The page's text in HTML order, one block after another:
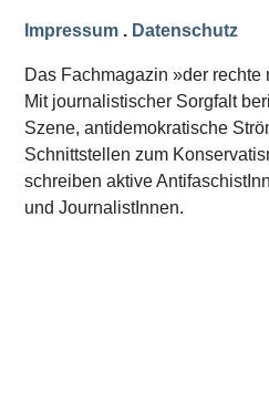
Ausgaben Übersicht
Ausgabe 221
Ausgabe 220
Ausgabe 219
Ausgabe 217
Ausgabe 216
Impressum . Datenschutz
Das Fachmagazin »der rechte
Mit journalistischer Sorgfalt
Szene, antidemokratische
Schnittstellen zum
schreiben aktive
und JournalistInnen.